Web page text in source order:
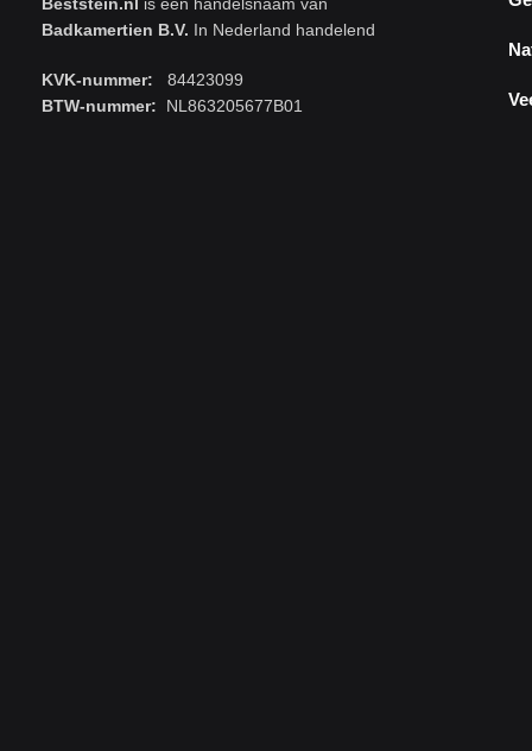
Badkamertien B.V. In Nederland handelend
KVK-nummer: 84423099
BTW-nummer: NL863205677B01